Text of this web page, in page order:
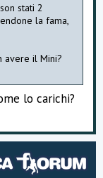
stati 2
la fama,
avere il Mini?
lo carichi?